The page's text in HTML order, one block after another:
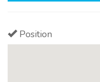
Position